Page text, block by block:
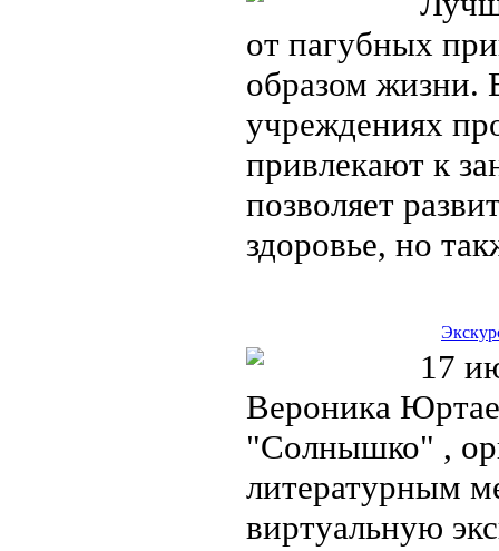
от пагубных
образом жизни.
учреждениях
привлекают к
позволяет
здоровье, но
17
Вероника
"Солнышко" ,
литературным
виртуальную